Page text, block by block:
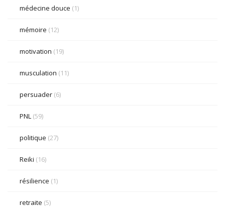
médecine douce (1)
mémoire (12)
motivation (19)
musculation (11)
persuader (6)
PNL (59)
politique (27)
Reiki (16)
résilience (1)
retraite (5)